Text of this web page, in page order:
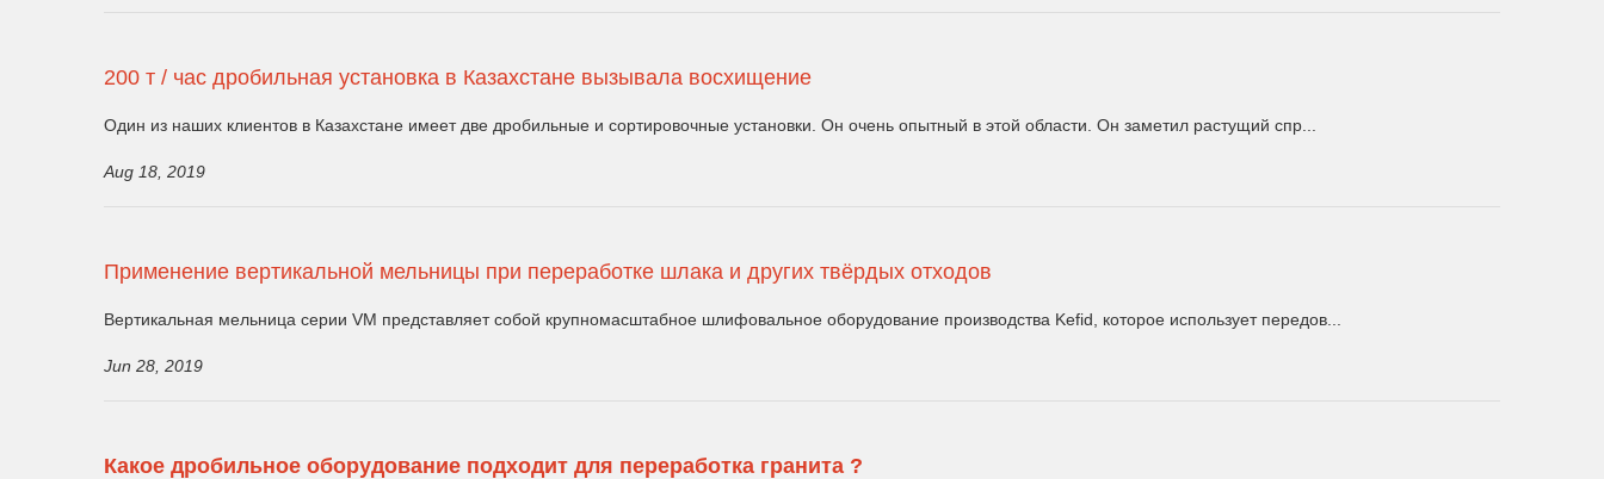
200 т / час дробильная установка в Казахстане вызывала восхищение
Один из наших клиентов в Казахстане имеет две дробильные и сортировочные установки. Он очень опытный в этой области. Он заметил растущий спр...
Aug 18, 2019
Применение вертикальной мельницы при переработке шлака и других твёрдых отходов
Вертикальная мельница серии VM представляет собой крупномасштабное шлифовальное оборудование производства Kefid, которое использует передов...
Jun 28, 2019
Какое дробильное оборудование подходит для переработка гранита ?